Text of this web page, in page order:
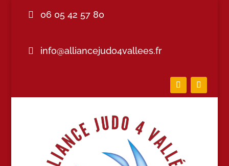
06 05 42 57 80
info@alliancejudo4vallees.fr